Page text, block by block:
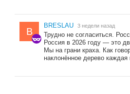
B
BRESLAU 3 недели назад
Трудно не согласиться.
Россия в 2026 году — это
Мы на грани краха. Как
наклонённое дерево каждая